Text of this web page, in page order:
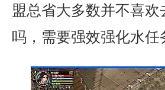
盟总省大多数并不喜
吗，需要强效强化水